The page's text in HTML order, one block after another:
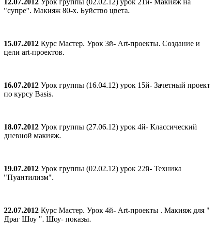
12.07.2012 Урок группы (02.02.12) урок 21й- Макияж на
"супре". Макияж 80-х. Буйство цвета.
15.07.2012 Курс Мастер. Урок 3й- Art-проекты. Создание и
цели art-проектов.
16.07.2012 Урок группы (16.04.12) урок 15й- Зачетный проект
по курсу Basis.
18.07.2012 Урок группы (27.06.12) урок 4й- Классический
дневной макияж.
19.07.2012 Урок группы (02.02.12) урок 22й- Техника
"Пуантилизм".
22.07.2012 Курс Мастер. Урок 4й- Art-проекты . Макияж для "
Драг Шоу ". Шоу- показы.